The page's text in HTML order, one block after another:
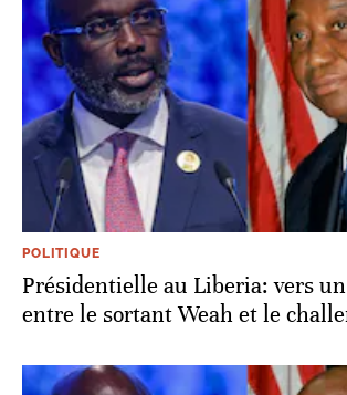
POLITIQUE
Présidentielle au Liberia: vers
entre le sortant Weah et le